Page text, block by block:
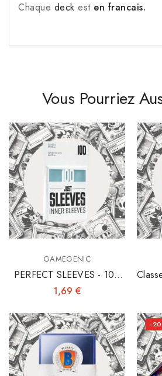
Chaque deck est en francais.
Vous Pourriez
GAMEGENIC
PERFECT SLEEVES - 100
INNER SLEEVES 64X89
1,69 €
-